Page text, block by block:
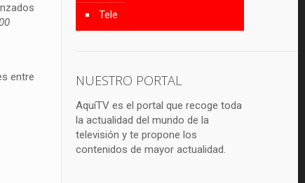
entre
Tele
NUESTRO PORTAL
AquíTV es el portal que recoge toda
la actualidad del mundo de la
televisión y te propone los
contenidos de mayor actualidad.